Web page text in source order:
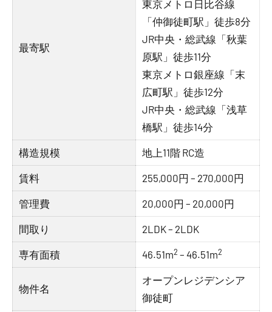
最寄駅
東京メトロ日比谷線
「仲御徒町駅」徒歩8分
JR中央・総武線「秋葉
原駅」徒歩11分
東京メトロ銀座線「末
広町駅」徒歩12分
JR中央・総武線「浅草
橋駅」徒歩14分
構造規模 地上11階 RC造
賃料 255,000円 – 270,000円
管理費 20,000円 – 20,000円
間取り 2LDK – 2LDK
専有面積 46.51m2 – 46.51m2
物件名
オープンレジデンシア
御徒町